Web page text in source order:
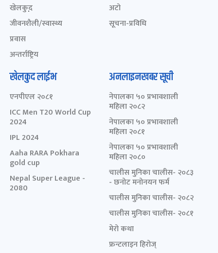
खेलकुद़़
जीवनशैली/स्वास्थ्य
प्रवास
अन्तर्राष्ट्रिय
अटो
सूचना-प्रविधि
खेलकुद लाईभ
एनपीएल २०८१
ICC Men T20 World Cup
2024
IPL 2024
Aaha RARA Pokhara
gold cup
Nepal Super League -
2080
अनलाइनखबर सूची
नेपालका ५० प्रभावशाली
महिला २०८२
नेपालका ५० प्रभावशाली
महिला २०८१
नेपालका ५० प्रभावशाली
महिला २०८०
चालीस मुनिका चालीस- २०८३
- छनोट मनोनयन फर्म
चालीस मुनिका चालीस- २०८२
चालीस मुनिका चालीस- २०८१
मेरो कथा
फ्रन्टलाइन हिरोज्